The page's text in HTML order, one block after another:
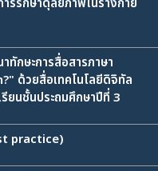
รรักษาดุลยภาพในร่างกาย
กษะการสื่อสารภาษา
ด้วยสื่อเทคโนโลยีดิจิทัล
ยนชั้นประถมศึกษาปีที่ 3
practice)